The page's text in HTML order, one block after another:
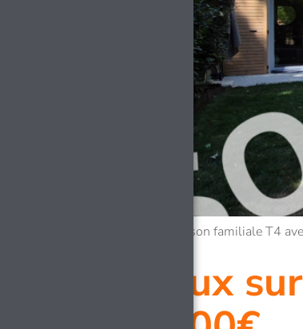
Co-Exclusivité, maison familiale T4
Cailloux